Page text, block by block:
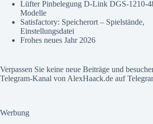
Lüfter Pinbelegung D-Link DGS-1210-
Modelle
Satisfactory: Speicherort – Spielstände,
Einstellungsdatei
Frohes neues Jahr 2026
Verpassen Sie keine neue Beiträge und
Telegram-Kanal von AlexHaack.de auf
Werbung